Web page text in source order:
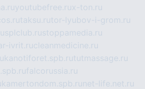
youtubefree.rux-ton.ru
taksu.rutor-lyubov-i-grom.ru
splclub.rustoppamedia.ru
ivrit.rucleanmedicine.ru
kanotiforet.spb.rututmassage.ru
falcorussia.ru
kamertondom.spb.ru net-life.net.ru